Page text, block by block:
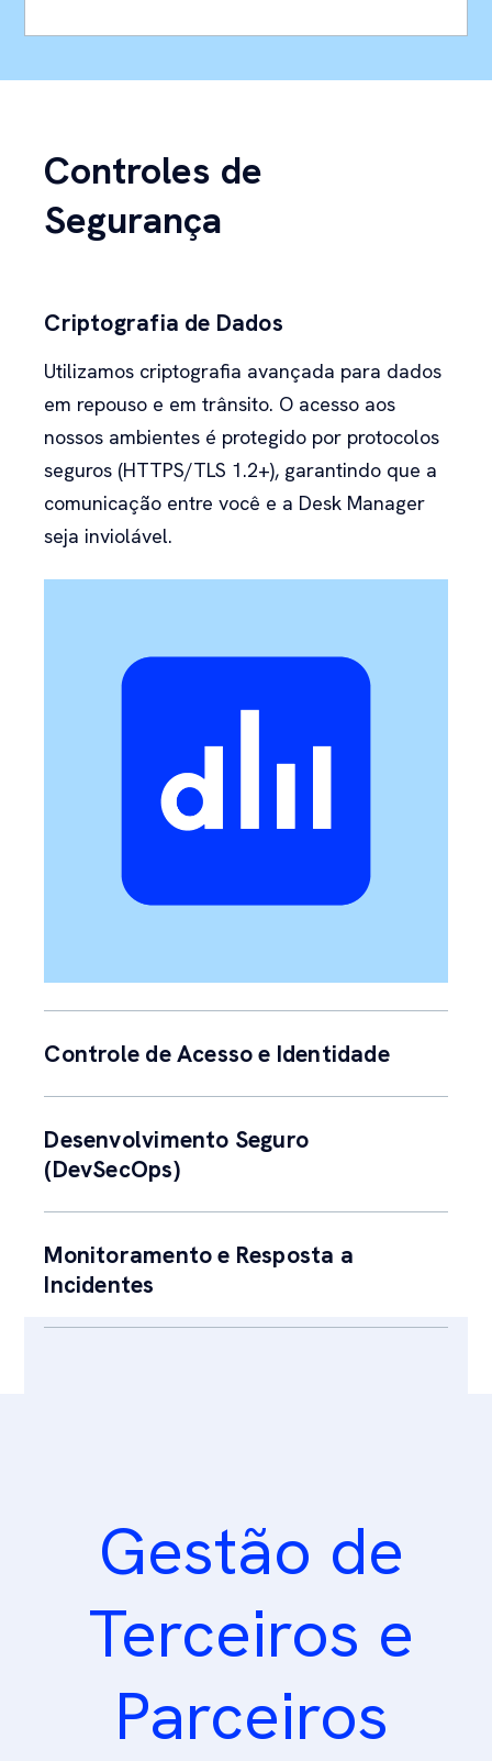
Controles de
Segurança
Criptografia de Dados
Utilizamos criptografia avançada para dados
em repouso e em trânsito. O acesso aos
nossos ambientes é protegido por protocolos
seguros (HTTPS/TLS 1.2+), garantindo que a
comunicação entre você e a Desk Manager
seja inviolável.
Controle de Acesso e Identidade
Desenvolvimento Seguro
(DevSecOps)
Monitoramento e Resposta a
Incidentes
Gestão de
Terceiros e
Parceiros